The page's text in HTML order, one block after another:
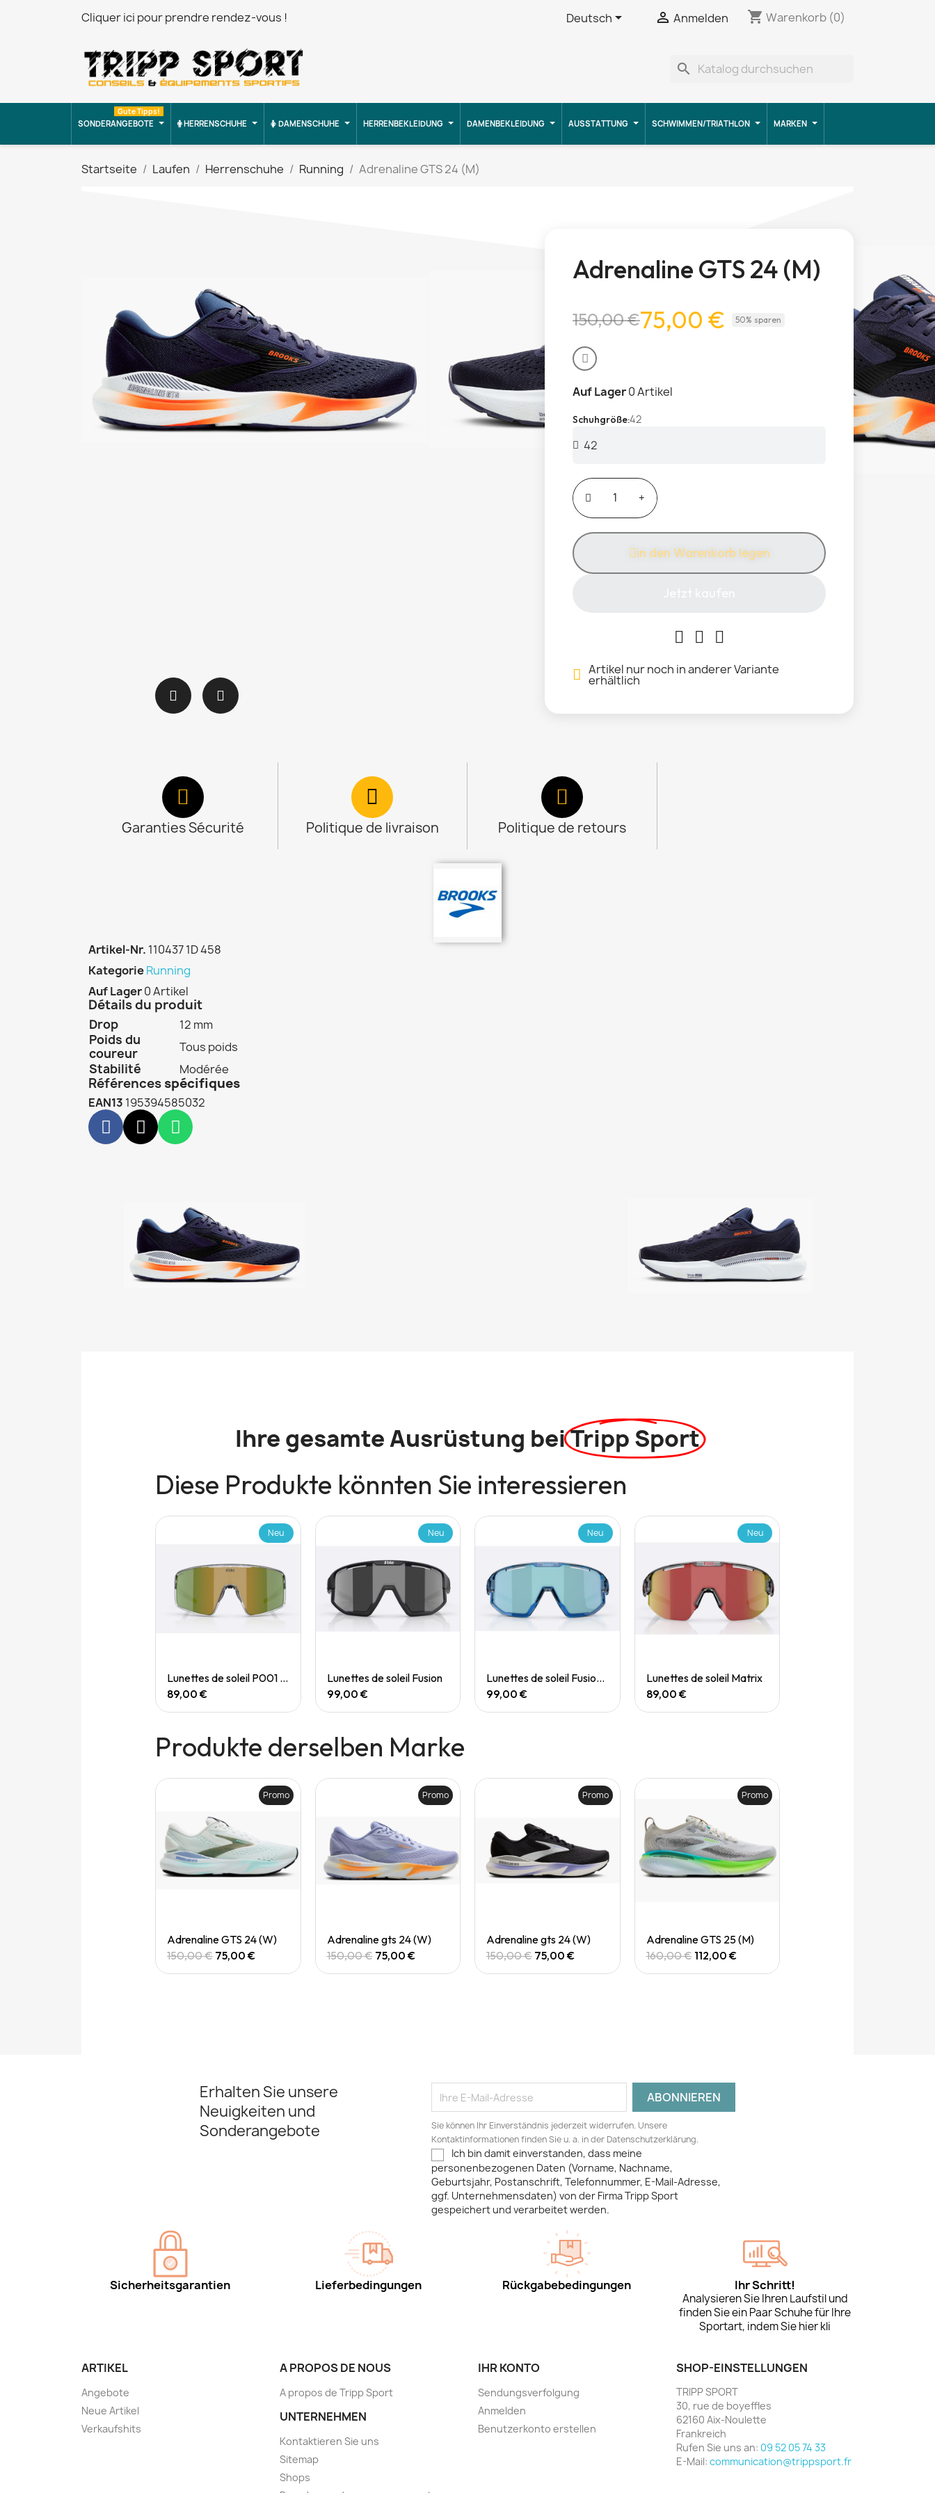
Cliquer ici pour prendre rendez-vous ! Deutsch  Anmelden shopping_cart Warenkorb (0)
search
SONDERANGEBOTE
Gute Tipps!
HERRENSCHUHE DAMENSCHUHE HERRENBEKLEIDUNG DAMENBEKLEIDUNG AUSSTATTUNG SCHWIMMEN/TRIATHLON MARKEN
Startseite Laufen Herrenschuhe Running Adrenaline GTS 24 (M)
Adrenaline GTS 24 (M)
150,00 €75,00 € 50% sparen
Auf Lager0 Artikel
Schuhgröße42
in den Warenkorb legen
Artikel nur noch in anderer Variante
erhältlich
Garanties Sécurité Politique de livraison Politique de retours
Artikel-Nr. 110437 1D 458
KategorieRunning
Auf Lager0 Artikel
Détails du produit
Drop 12 mm
Poids du
coureur
Tous poids
Stabilité Modérée
Références spécifiques
EAN13 195394585032
Ihre gesamte Ausrüstung beiTripp Sport
Diese Produkte könnten Sie interessieren
Quick View
Neu
Lunettes de soleil P001 Small
89,00 €
Quick View
Neu
Lunettes de soleil Fusion
99,00 €
Quick View
Neu
Lunettes de soleil Fusion Small
99,00 €
Quick View
Neu
Lunettes de soleil Matrix
89,00 €
Produkte derselben Marke
Quick View
Promo
Adrenaline GTS 24 (W)
150,00 € 75,00 €
Quick View
Promo
Adrenaline gts 24 (W)
150,00 € 75,00 €
Quick View
Promo
Adrenaline gts 24 (W)
150,00 € 75,00 €
Quick View
Promo
Adrenaline GTS 25 (M)
160,00 € 112,00 €
Erhalten Sie unsere
Neuigkeiten und
Sonderangebote
Sie können Ihr Einverständnis jederzeit widerrufen. Unsere
Kontaktinformationen finden Sie u. a. in der Datenschutzerklärung.
Ich bin damit einverstanden, dass meine
personenbezogenen Daten (Vorname, Nachname,
Geburtsjahr, Postanschrift, Telefonnummer, E-Mail-Adresse,
ggf. Unternehmensdaten) von der Firma Tripp Sport
gespeichert und verarbeitet werden.
Sicherheitsgarantien Lieferbedingungen Rückgabebedingungen Ihr Schritt!
Analysieren Sie Ihren Laufstil und
finden Sie ein Paar Schuhe für Ihre
Sportart, indem Sie hier kli
ARTIKEL
Angebote
Neue Artikel
Verkaufshits
A PROPOS DE NOUS
A propos de Tripp Sport
UNTERNEHMEN
Kontaktieren Sie uns
Sitemap
Shops
IHR KONTO
Sendungsverfolgung
Anmelden
Benutzerkonto erstellen
SHOP-EINSTELLUNGEN
TRIPP SPORT
30, rue de boyeffles
62160 Aix-Noulette
Frankreich
Rufen Sie uns an: 09 52 05 74 33
E-Mail: communication@trippsport.fr